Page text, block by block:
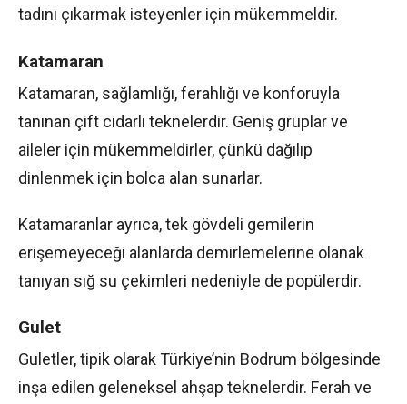
tadını çıkarmak isteyenler için mükemmeldir.
Katamaran
Katamaran, sağlamlığı, ferahlığı ve konforuyla
tanınan çift cidarlı teknelerdir. Geniş gruplar ve
aileler için mükemmeldirler, çünkü dağılıp
dinlenmek için bolca alan sunarlar.
Katamaranlar ayrıca, tek gövdeli gemilerin
erişemeyeceği alanlarda demirlemelerine olanak
tanıyan sığ su çekimleri nedeniyle de popülerdir.
Gulet
Guletler, tipik olarak Türkiye’nin Bodrum bölgesinde
inşa edilen geleneksel ahşap teknelerdir. Ferah ve